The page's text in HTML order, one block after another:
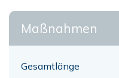
Maßnahmen
Gesamtlänge